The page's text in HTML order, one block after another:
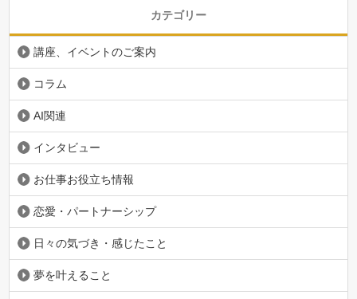
カテゴリー
講座、イベントのご案内
コラム
AI関連
インタビュー
お仕事お役立ち情報
恋愛・パートナーシップ
日々の気づき・感じたこと
夢を叶えること